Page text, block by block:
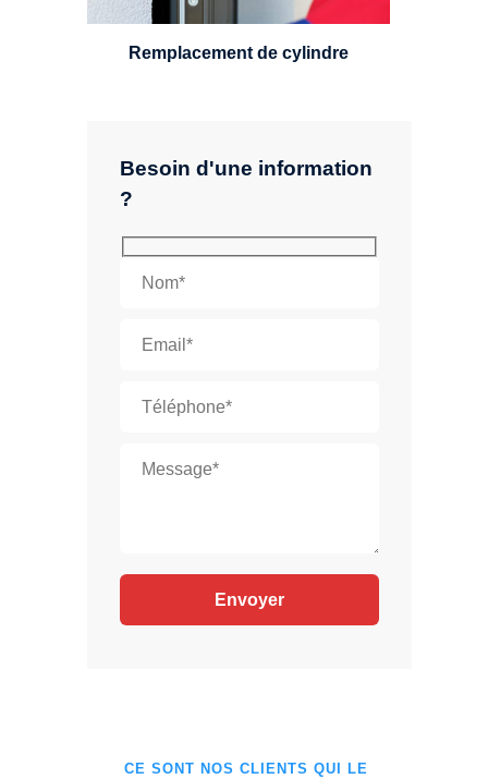
Besoin d'une information
?
CE SONT NOS CLIENTS QUI LE
multipoints.
Remplacement de cylindre